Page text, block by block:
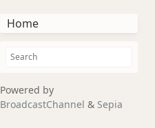
Home
Powered by
BroadcastChannel & Sepia